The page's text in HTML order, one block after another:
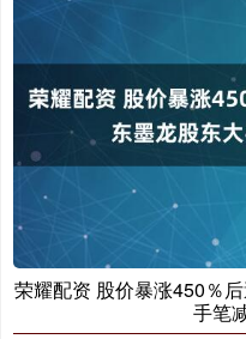
荣耀配资 股价暴涨450％
手笔